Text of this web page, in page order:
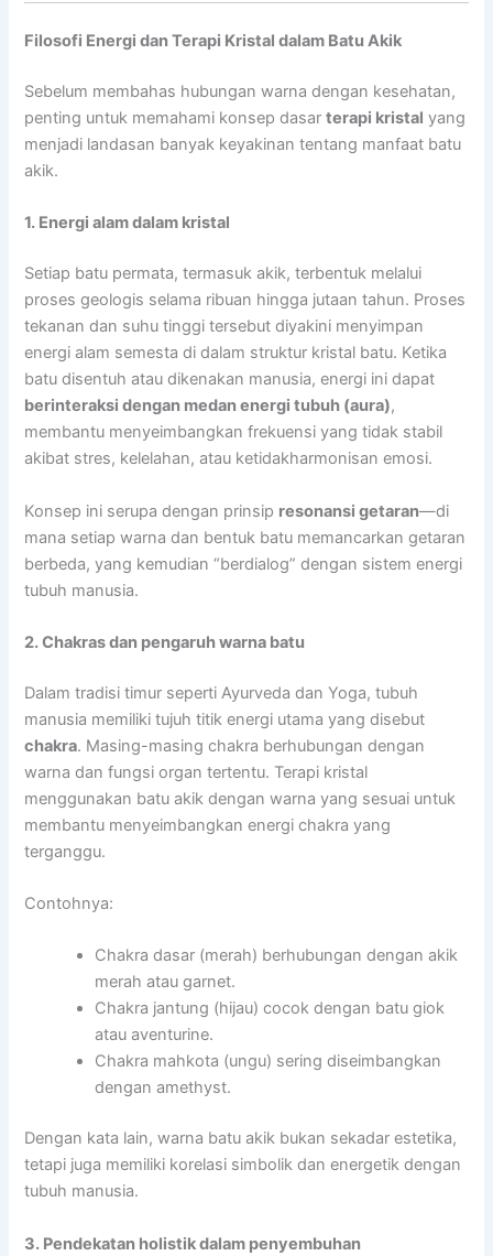
Filosofi Energi dan Terapi Kristal dalam Batu Akik
Sebelum membahas hubungan warna dengan kesehatan,
penting untuk memahami konsep dasarterapi kristal yang
menjadi landasan banyak keyakinan tentang manfaat batu
akik.
1. Energi alam dalam kristal
Setiap batu permata, termasuk akik, terbentuk melalui
proses geologis selama ribuan hingga jutaan tahun. Proses
tekanan dan suhu tinggi tersebut diyakini menyimpan
energi alam semesta di dalam struktur kristal batu. Ketika
batu disentuh atau dikenakan manusia, energi ini dapat
berinteraksi dengan medan energi tubuh (aura),
membantu menyeimbangkan frekuensi yang tidak stabil
akibat stres, kelelahan, atau ketidakharmonisan emosi.
Konsep ini serupa dengan prinsip resonansi getaran—di
mana setiap warna dan bentuk batu memancarkan getaran
berbeda, yang kemudian “berdialog” dengan sistem energi
tubuh manusia.
2. Chakras dan pengaruh warna batu
Dalam tradisi timur seperti Ayurveda dan Yoga, tubuh
manusia memiliki tujuh titik energi utama yang disebut
chakra. Masing-masing chakra berhubungan dengan
warna dan fungsi organ tertentu. Terapi kristal
menggunakan batu akik dengan warna yang sesuai untuk
membantu menyeimbangkan energi chakra yang
terganggu.
Contohnya:
Chakra dasar (merah) berhubungan dengan akik
merah atau garnet.
Chakra jantung (hijau) cocok dengan batu giok
atau aventurine.
Chakra mahkota (ungu) sering diseimbangkan
dengan amethyst.
Dengan kata lain, warna batu akik bukan sekadar estetika,
tetapi juga memiliki korelasi simbolik dan energetik dengan
tubuh manusia.
3. Pendekatan holistik dalam penyembuhan